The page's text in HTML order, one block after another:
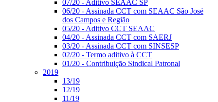
07/20 - Aditivo SEAAC SP
06/20 - Assinada CCT com SEAAC São José
dos Campos e Região
05/20 - Aditivo CCT SEAAC
04/20 - Assinada CCT com SAERJ
03/20 - Assinada CCT com SINSESP
02/20 - Termo aditivo à CCT
01/20 - Contribuição Sindical Patronal
2019
13/19
12/19
11/19